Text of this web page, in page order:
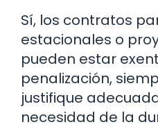
Sí, los contratos
estacionales o
pueden estar
penalización,
justifique
necesidad de la